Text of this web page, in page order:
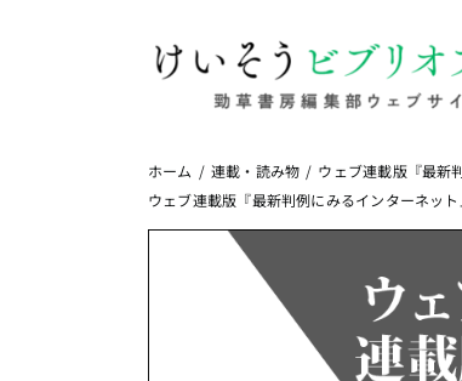
ホーム 連載・読み物
ウェブ連載版『最新
ウェブ連載版『最新判例にみるインターネッ